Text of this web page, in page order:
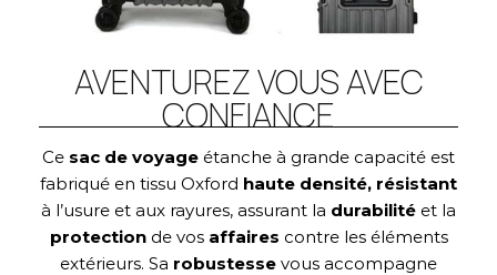
AVENTUREZ VOUS AVEC
CONFIANCE
Ce sac de voyage étanche à grande capacité est
fabriqué en tissu Oxford haute densité, résistant
à l’usure et aux rayures, assurant la durabilité et la
protectionde vos affaires contre les éléments
extérieurs. Sa robustesse vous accompagne